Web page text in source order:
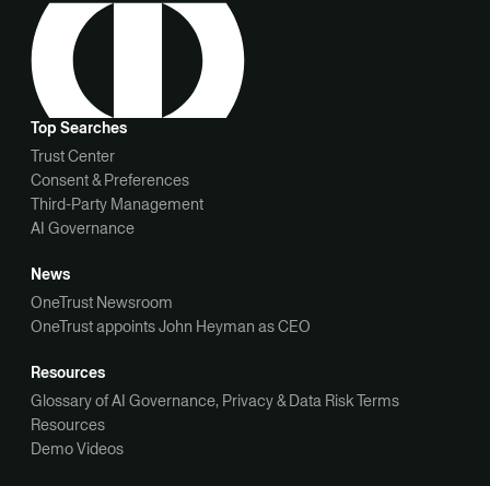
Top Searches
Trust Center
Consent & Preferences
Third-Party Management
AI Governance
News
OneTrust Newsroom
OneTrust appoints John Heyman as CEO
Resources
Glossary of AI Governance, Privacy & Data Risk Terms
Resources
Demo Videos